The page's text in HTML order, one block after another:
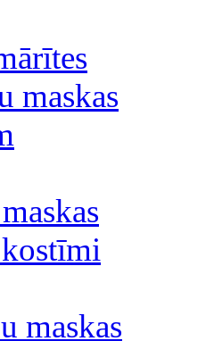
maskas
maskas